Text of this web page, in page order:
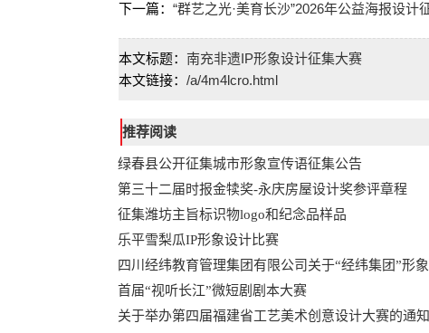
下一篇： “群艺之光·美育长沙”2026年公益海报设计
本文标题： 南充非遗IP形象设计征集大赛
本文链接： /a/4m4lcro.html
推荐阅读
绿春县公开征集城市形象宣传语征集公告
第三十二届时报金犊奖-永庆房屋设计奖参评章程
征集潍坊主旨标识物logo和纪念品样品
乐平雪梨瓜IP形象设计比赛
四川经纬教育管理集团有限公司关于“经纬集团”形
首届“视听长江”微短剧剧本大赛
关于举办第四届福建省工艺美术创意设计大赛的通知